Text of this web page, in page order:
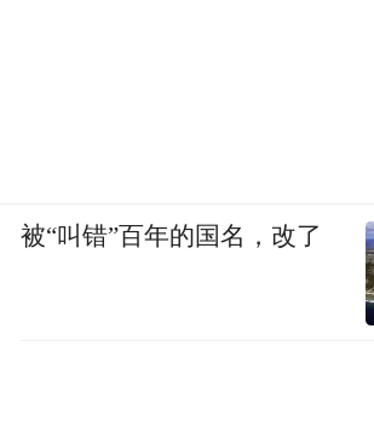
被“叫错”百年的国名，改了